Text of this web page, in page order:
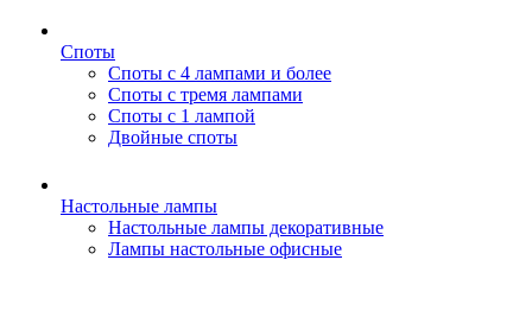
Споты
Споты с 4 лампами и более
Споты с тремя лампами
Споты с 1 лампой
Двойные споты
Настольные лампы
Настольные лампы декоративные
Лампы настольные офисные